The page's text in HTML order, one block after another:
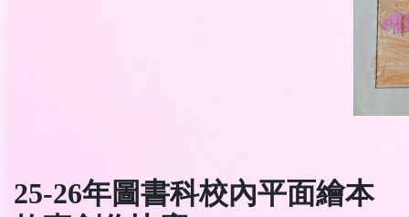
25-26年圖書科校內平面繪本